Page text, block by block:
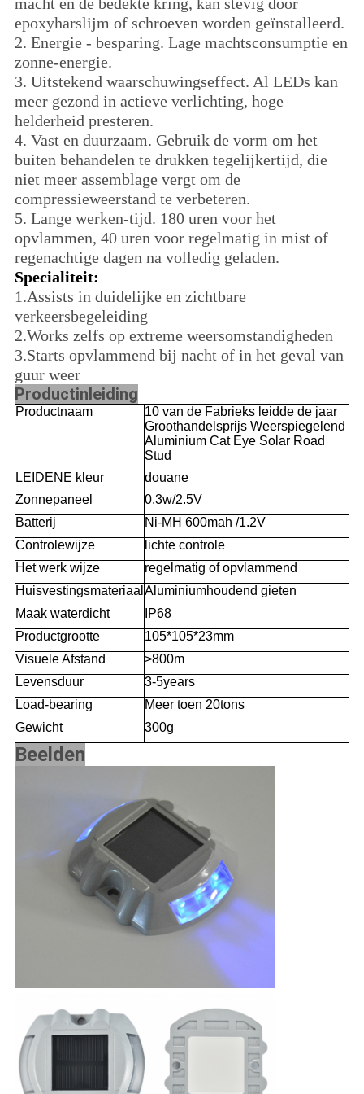
macht en de bedekte kring, kan stevig door
epoxyharslijm of schroeven worden geïnstalleerd.
2. Energie - besparing. Lage machtsconsumptie en
zonne-energie.
3. Uitstekend waarschuwingseffect. Al LEDs kan
meer gezond in actieve verlichting, hoge
helderheid presteren.
4. Vast en duurzaam. Gebruik de vorm om het
buiten behandelen te drukken tegelijkertijd, die
niet meer assemblage vergt om de
compressieweerstand te verbeteren.
5. Lange werken-tijd. 180 uren voor het
opvlammen, 40 uren voor regelmatig in mist of
regenachtige dagen na volledig geladen.
Specialiteit:
1.Assists in duidelijke en zichtbare
verkeersbegeleiding
2.Works zelfs op extreme weersomstandigheden
3.Starts opvlammend bij nacht of in het geval van
guur weer
Productinleiding
Productnaam
10 van de Fabrieks leidde de jaar
Groothandelsprijs Weerspiegelend
Aluminium Cat Eye Solar Road
Stud
LEIDENE kleur
douane
Zonnepaneel
0.3w/2.5V
Batterij
Ni-MH 600mah /1.2V
Controlewijze
lichte controle
Het werk wijze
regelmatig of opvlammend
Huisvestingsmateriaal Aluminiumhoudend gieten
Maak waterdicht
IP68
Productgrootte
105*105*23mm
Visuele Afstand
>800m
Levensduur
3-5years
Load-bearing
Meer toen 20tons
Gewicht
300g
Beelden